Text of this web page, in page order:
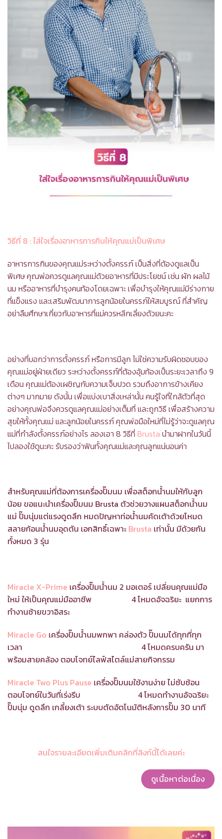
วิธีที่ 8 : ใส่ใจเรื่องอาหารการกินให้คุณแม่เป็นพิเศษ
อาหารการกินของคุณแม่ระหว่างตั้งครรภ์ เป็นสิ่งที่ต้องดูแลเป็น
พิเศษ คุณพ่อควรดูแลคุณแม่ด้วยอาหารที่มีประโยชน์ เช่น ผัก ผลไม้
นม หรืออาหารที่บำรุงคนท้องโดยเฉพาะ เพื่อบำรุงให้คุณแม่มีร่างกาย
ที่แข็งแรง และเสริมพัฒนาการลูกน้อยในครรภ์ให้สมบูรณ์ ที่สำคัญ
อย่าลืมศึกษาเกี่ยวกับอาหารที่แม่ควรหลีกเลี่ยงด้วยนะคะ
อย่างที่บอกว่าการตั้งครรภ์ หรือการมีลูก ไม่ใช่ความรับผิดชอบของ
คุณแม่อยู่ฝ่ายเดียว ระหว่างตั้งครรภ์ที่ต้องอุ้มท้องเป็นระยะเวลาถึง 9
เดือน คุณแม่ต้องเผชิญกับความเจ็บปวด รวมถึงอาการข้างเคียง
ต่างๆ มากมาย ดังนั้น เพื่อแบ่งเบาสิ่งเหล่านั้น คนรู้ใจที่ใกล้ตัวที่สุด
อย่างคุณพ่อจึงควรดูแลคุณแม่อย่างเต็มที่ และถูกวิธี เพื่อสร้างความ
สุขให้ทั้งคุณแม่ และลูกน้อยในครรภ์ คุณพ่อมือใหม่ที่ไม่รู้ว่าจะดูแลคุณ
แม่ที่กำลังตั้งครรภ์อย่างไร ลองเอา 8 วิธีที่ Brusta นำมาฝากในวันนี้
ไปลองใช้ดูนะคะ รับรองว่าฟินทั้งคุณแม่และคุณลูกแน่นอนค่า
สำหรับคุณแม่ที่ต้องการเครื่องปั๊มนม เพื่อสต็อกน้ำนมให้กับลูก
น้อย ขอแนะนำเครื่องปั๊มนม Brusta ตัวช่วยวางแผนสต็อกน้ำนม
แม่ ปั๊มนุ่มแต่แรงดูดลึก หมดปัญหาท่อน้ำนมคัดเต้าด้วยโหมด
สลายก้อนน้ำนมอุดตัน เอกสิทธิ์เฉพาะ Brusta เท่านั้น มีด้วยกัน
ทั้งหมด 3 รุ่น
Miracle X-Prime เครื่องปั๊มน้ำนม 2 มอเตอร์ เปลี่ยนคุณแม่มือ
ใหม่ ให้เป็นคุณแม่มืออาชีพ 4 โหมดอัจฉริยะ แยกการ
ทำงานซ้ายขวาอิสระ
Miracle Go เครื่องปั๊มน้ำนมพกพา คล่องตัว ปั๊มนมได้ทุกที่ทุก
เวลา 4 โหมดครบครัน มา
พร้อมสายคล้อง ตอบโจทย์ไลฟ์สไตล์แม่สายกิจกรรม
Miracle Two Plus Pause เครื่องปั๊มนมใช้งานง่าย ไม่ซับซ้อน
ตอบโจทย์ในวันที่เร่งรีบ 4 โหมดทำงานอัจฉริยะ
ปั๊มนุ่ม ดูดลึก เกลี้ยงเต้า ระบบตัดอัตโนมัติหลังการปั๊ม 30 นาที
สนใจรายละเอียดเพิ่มเติมคลิกที่ลิงก์นี้ได้เลยค่ะ
ดูเนื้อหาต่อเนื่อง